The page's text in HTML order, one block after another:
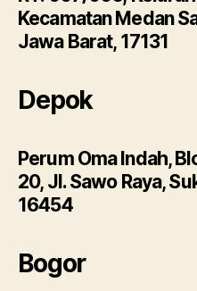
Kecamatan Medan
Jawa Barat, 17131
Depok
Perum Oma Indah,
20, Jl. Sawo Raya,
16454
Bogor